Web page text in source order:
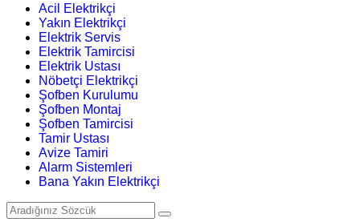
Acil Elektrikçi
Yakın Elektrikçi
Elektrik Servis
Elektrik Tamircisi
Elektrik Ustası
Nöbetçi Elektrikçi
Şofben Kurulumu
Şofben Montaj
Şofben Tamircisi
Tamir Ustası
Avize Tamiri
Alarm Sistemleri
Bana Yakın Elektrikçi